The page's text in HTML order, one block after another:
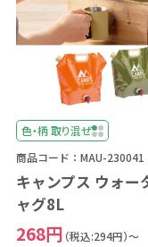
色・柄 取り混ぜ
商品コード：MAU-230041
キャンプス ウォー
ャグ8L
268円 （税込:294円）～